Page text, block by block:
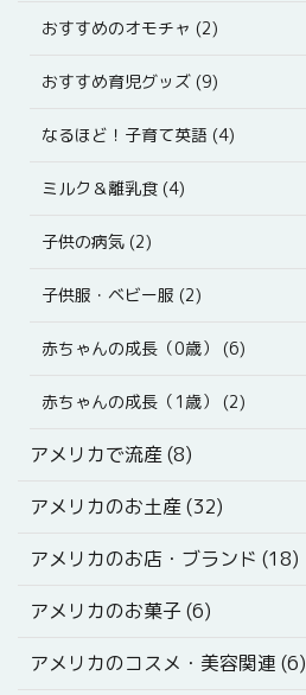
おすすめのオモチャ (2)
おすすめ育児グッズ (9)
なるほど！子育て英語 (4)
ミルク＆離乳食 (4)
子供の病気 (2)
子供服・ベビー服 (2)
赤ちゃんの成長（0歳） (6)
赤ちゃんの成長（1歳） (2)
アメリカで流産 (8)
アメリカのお土産 (32)
アメリカのお店・ブランド (18)
アメリカのお菓子 (6)
アメリカのコスメ・美容関連 (6)